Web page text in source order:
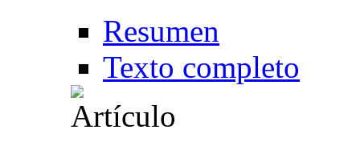
Resumen
Texto completo